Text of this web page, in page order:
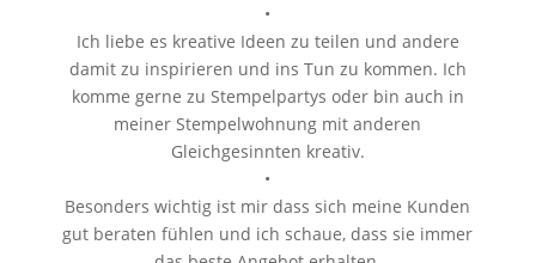
•
Ich liebe es kreative Ideen zu teilen und andere
damit zu inspirieren und ins Tun zu kommen. Ich
komme gerne zu Stempelpartys oder bin auch in
meiner Stempelwohnung mit anderen
Gleichgesinnten kreativ.
•
Besonders wichtig ist mir dass sich meine Kunden
gut beraten fühlen und ich schaue, dass sie immer